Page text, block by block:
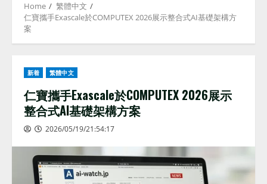
Home
繁體中文
仁寶攜手Exascale於COMPUTEX 2026展示整合式AI基礎架構方
案
新着 繁體中文
仁寶攜手Exascale於COMPUTEX 2026展示
整合式AI基礎架構方案
2026/05/19/21:54:17